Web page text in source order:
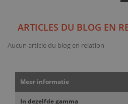
ARTICLES DU BLOG EN
Aucun article du blog en relation
Meer informatie
In dezelfde gamma